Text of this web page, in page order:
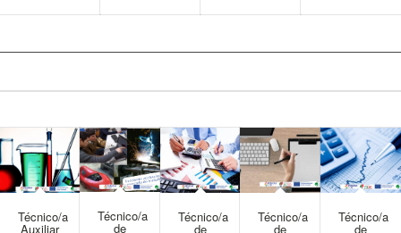
Técnico/a
Auxiliar
Técnico/a
de
Técnico/a
de
Técnico/a
de
Técnico/a
de